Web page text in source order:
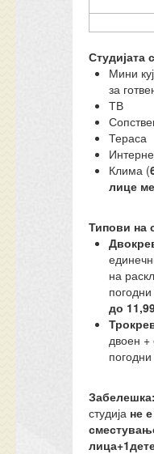
Студијата
Мини
за
ТВ
Тераса
Клима (
лице
Типови на
на
до
двоен +
Забелешка:
студија не